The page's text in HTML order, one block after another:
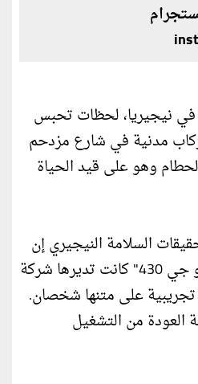
نيجيريا، لحظات تحبس
مدنية في شارع مزدحم
وهو على قيد الحياة
السلامة النيجيري إن
"طائرة من طراز "جابيرو جي 430" كانت تديرها شركة
على متنها شخصان.
العودة من التشغيل